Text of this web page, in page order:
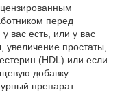
перед
у вас есть, или у вас
простаты,
(HDL) или если
добавку
препарат.